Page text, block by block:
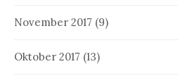
November 2017 (9)
Oktober 2017 (13)